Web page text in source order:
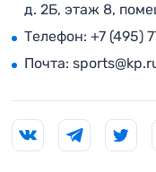
д. 2Б, этаж 8,
Телефон: +7 (495)
Почта: